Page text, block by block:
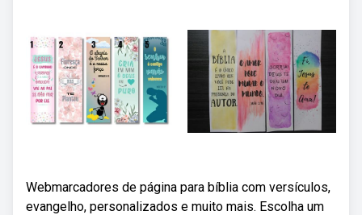
Webmarcadores de página para bíblia com versículos,
evangelho, personalizados e muito mais. Escolha um